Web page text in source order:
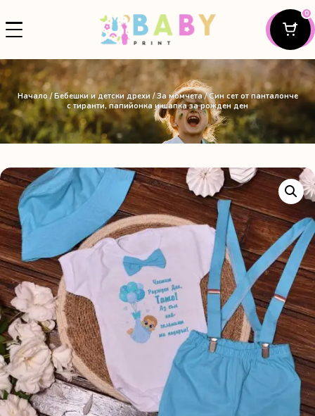
0
Начало /Бебешки и детски дрехи /За момчета/ Син сет от панталонче
с тиранти, папийонка и шапка за рожден ден